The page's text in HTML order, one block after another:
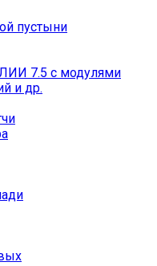
пустыни
7.5 с модулями
и др.